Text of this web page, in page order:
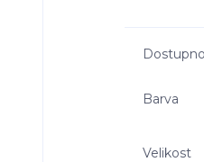
Barva
Velikost